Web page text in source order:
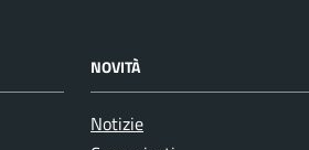
NOVITÀ
Notizie